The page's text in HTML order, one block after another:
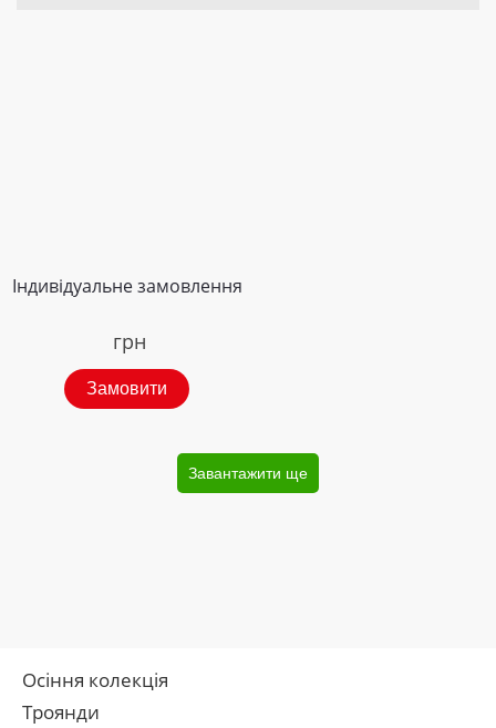
Індивідуальне замовлення
грн
Замовити
Завантажити ще
Осіння колекція
Троянди